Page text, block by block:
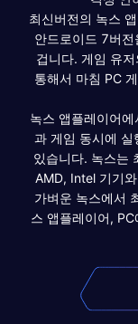
최신버전의 녹스
안드로이드 7버
겁니다. 게임 유
통해서 마침 PC
녹스 앱플레이어
과 게임 동시에 실
있습니다. 녹스는
AMD, Intel 기기
가벼운 녹스에서
스 앱플레이어,